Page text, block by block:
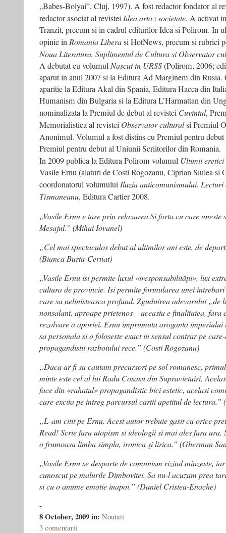
„Babes-Bolyai”, Cluj, 1997). A fost redactor fondator al
redactor asociat al revistei Idea arta+societate. A activat
Tranzit, precum si in cadrul editurilor Idea si Polirom. In
opinie in Romania Liberasi HotNews, precum si rubrici
Noua Literatura, Suplimentul de Cultura si Observator
A debutat cu volumul Nascut in URSS(Polirom, 2006;
aparut in anul 2007 si la Editura Ad Marginem din Rusia.
aparitie la Editura Akal din Spania, Editura Hacca din
Humanism din Bulgaria si la Editura L’Harmattan din
nominalizata la Premiul de debut al revistei Cuvintul,
Memorialistica al revistei Observator culturalsi Premiul
Anonimul. Volumul a fost distins cu Premiul pentru
Premiul pentru debut al Uniunii Scriitorilor din Romania.
In 2009 publica la Editura Polirom volumul Ultimii
Vasile Ernu (alaturi de Costi Rogozanu, Ciprian Siulea si
coordonatorul volumului Iluzia anticomunismului.
Tismaneanu, Editura Cartier 2008.
„Vasile Ernu e tare prin relaxarea Si forta cu care uneste
Mesajul.” (Mihai Iovanel)
„Cel mai spectaculos debut al ultimilor ani este, de
(Bianca Burta-Cernat)
„Vasile Ernu isi permite luxul «iresponsabilităţii», lux
cultura de provincie. Isi permite formularea unei
care sa nelinisteasca profund. Zguduirea adevarului „de
nonsalant, aproape prietenos – aceasta e finalitatea, fara
rezolvare a aporiei. Ernu imprumuta aroganta imperiului
sa personala si o foloseste exact in sensul contrar pe
propagandistii razboiului rece.” (Costi Rogozanu)
„Daca ar fi sa cautam precursori pe sol romanesc,
minte este cel al lui Radu Cosasu din Supravietuiri.
face din «rahatul» propagandistic bici estetic, acelasi
care excita pe intreg parcursul cartii apetitul de lectura.”
„L-am citit pe Ernu. Acest autor trebuie gasit cu orice
Read! Scrie fara utopism si ideologii si mai ales fara ura.
o frumoasa limba simpla, ironica şi lirica.” (Gherman
„Vasile Ernu se desparte de comunism rizind minzeste,
cunoscut pe malurile Dimbovitei. Sa nu-l acuzam prea
si cu o anume emotie inapoi.” (Daniel Cristea-Enache)
-
8 October, 2009in: Noutati
3 comentarii